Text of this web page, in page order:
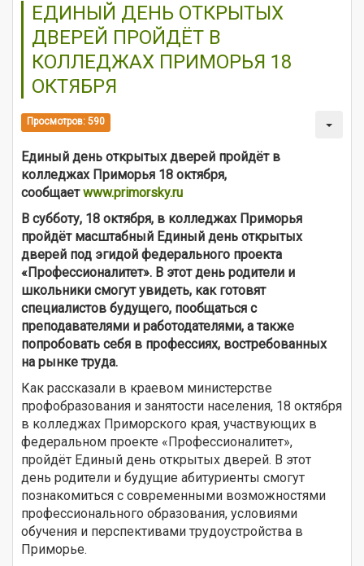
ЕДИНЫЙ ДЕНЬ ОТКРЫТЫХ
ДВЕРЕЙ ПРОЙДЁТ В
КОЛЛЕДЖАХ ПРИМОРЬЯ 18
ОКТЯБРЯ
Просмотров: 590
Единый день открытых дверей пройдёт в
колледжах Приморья 18 октября,
сообщаетwww.primorsky.ru
В субботу, 18 октября, в колледжах Приморья
пройдёт масштабный Единый день открытых
дверей под эгидой федерального проекта
«Профессионалитет». В этот день родители и
школьники смогут увидеть, как готовят
специалистов будущего, пообщаться с
преподавателями и работодателями, а также
попробовать себя в профессиях, востребованных
на рынке труда.
Как рассказали в краевом министерстве
профобразования и занятости населения, 18 октября
в колледжах Приморского края, участвующих в
федеральном проекте «Профессионалитет»,
пройдёт Единый день открытых дверей. В этот
день родители и будущие абитуриенты смогут
познакомиться с современными возможностями
профессионального образования, условиями
обучения и перспективами трудоустройства в
Приморье.